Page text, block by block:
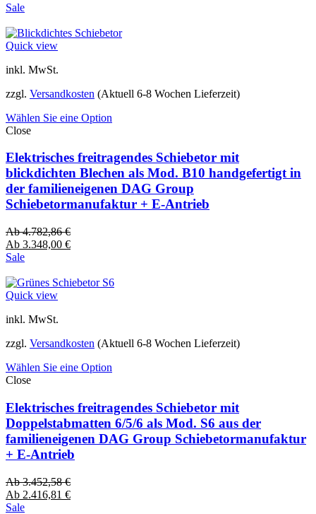
Sale
Quick view
inkl. MwSt.
zzgl. Versandkosten (Aktuell 6-8 Wochen Lieferzeit)
Wählen Sie eine Option
Close
Elektrisches freitragendes Schiebetor mit
blickdichten Blechen als Mod. B10 handgefertigt in
der familieneigenen DAG Group
Schiebetormanufaktur + E-Antrieb
Ab4.782,86€
Ab 3.348,00 €
Sale
Quick view
inkl. MwSt.
zzgl. Versandkosten (Aktuell 6-8 Wochen Lieferzeit)
Wählen Sie eine Option
Close
Elektrisches freitragendes Schiebetor mit
Doppelstabmatten 6/5/6 als Mod. S6 aus der
familieneigenen DAG Group Schiebetormanufaktur
+ E-Antrieb
Ab3.452,58€
Ab 2.416,81 €
Sale